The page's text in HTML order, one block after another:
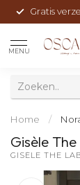
Gratis
MENU
Home /
Gisèle
GISÈLE THE